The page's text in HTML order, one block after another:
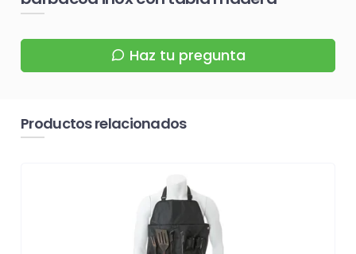
Haz tu pregunta
Productos relacionados